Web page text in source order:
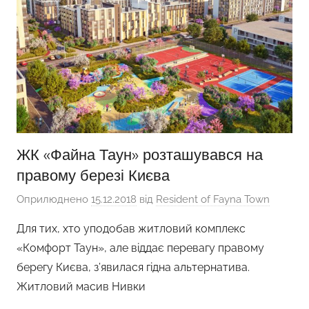
ЖК «Файна Таун» розташувався на
правому березі Києва
Оприлюднено 15.12.2018 від Resident of Fayna Town
Для тих, хто уподобав житловий комплекс
«Комфорт Таун», але віддає перевагу правому
берегу Києва, з’явилася гідна альтернатива.
Житловий масив Нивки